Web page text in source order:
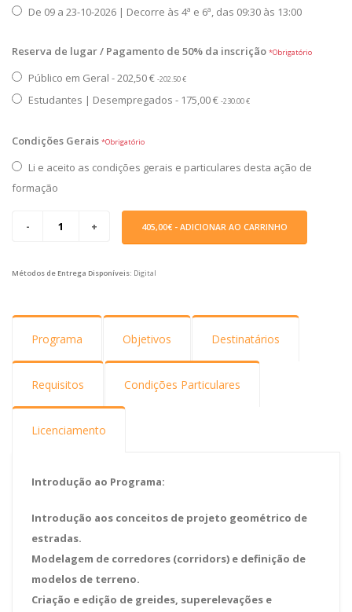
De 09 a 23-10-2026 | Decorre às 4ª e 6ª, das 09:30 às 13:00
Reserva de lugar / Pagamento de 50% da inscrição *Obrigatório
Público em Geral - 202,50 € -202.50 €
Estudantes | Desempregados - 175,00 € -230.00 €
Condições Gerais *Obrigatório
Li e aceito as condições gerais e particulares desta ação de
formação
405,00€ - ADICIONAR AO CARRINHO
Métodos de Entrega Disponíveis: Digital
Programa Objetivos Destinatários
Requisitos Condições Particulares
Licenciamento
Introdução ao Programa:
Introdução aos conceitos de projeto geométrico de
estradas.
Modelagem de corredores (corridors) e definição de
modelos de terreno.
Criação e edição de greides, superelevações e